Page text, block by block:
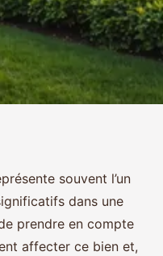
des
de l'achat
?
souvent l’un
dans une
prendre en compte
affecter ce bien et,